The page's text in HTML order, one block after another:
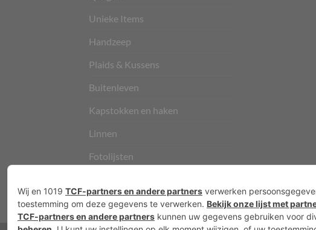
Unieke Items
Handzeep
Plaids & Kussens
Buitenleven
Kapstokken en haken
Linnen
Fotolijsten